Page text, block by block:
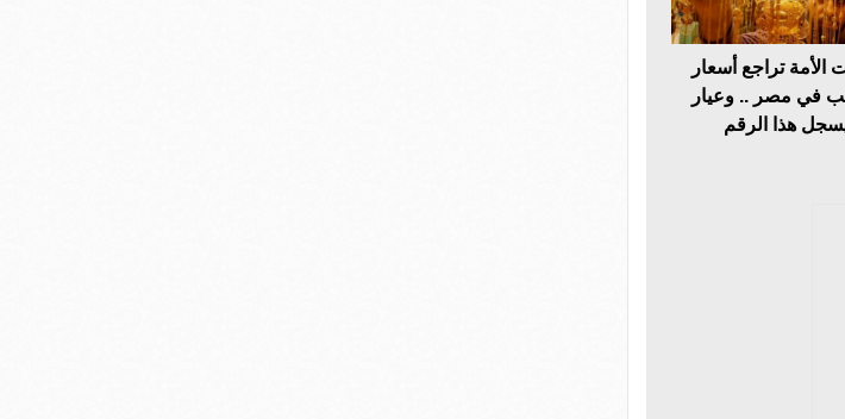
تراجع أسعار
في مصر .. وعيار